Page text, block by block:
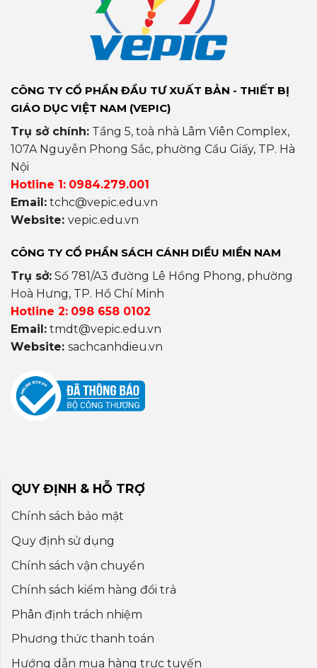
CÔNG TY CỔ PHẦN ĐẦU TƯ XUẤT BẢN - THIẾT BỊ
GIÁO DỤC VIỆT NAM (VEPIC)
Trụ sở chính: Tầng 5, toà nhà Lâm Viên Complex,
107A Nguyễn Phong Sắc, phường Cầu Giấy, TP. Hà
Nội
Hotline 1: 0984.279.001
Email: tchc@vepic.edu.vn
Website: vepic.edu.vn
CÔNG TY CỔ PHẦN SÁCH CÁNH DIỀU MIỀN NAM
Trụ sở: Số 781/A3 đường Lê Hồng Phong, phường
Hoà Hưng, TP. Hồ Chí Minh
Hotline 2: 098 658 0102
Email: tmdt@vepic.edu.vn
Website: sachcanhdieu.vn
QUY ĐỊNH & HỖ TRỢ
Chính sách bảo mật
Quy định sử dụng
Chính sách vận chuyển
Chính sách kiểm hàng đổi trả
Phân định trách nhiệm
Phương thức thanh toán
Hướng dẫn mua hàng trực tuyến